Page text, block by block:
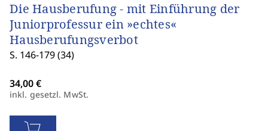
Die Hausberufung - mit Einführung der
Juniorprofessur ein »echtes«
Hausberufungsverbot
S. 146-179 (34)
inkl. gesetzl. MwSt.